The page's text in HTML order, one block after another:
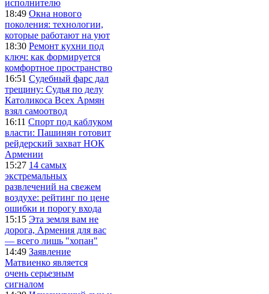
исполнителю
18:49 Окна нового
поколения: технологии,
которые работают на уют
18:30 Ремонт кухни под
ключ: как формируется
комфортное пространство
16:51 Судебный фарс дал
трещину: Судья по делу
Католикоса Всех Армян
взял самоотвод
16:11 Спорт под каблуком
власти: Пашинян готовит
рейдерский захват НОК
Армении
15:27 14 самых
экстремальных
развлечений на свежем
воздухе: рейтинг по цене
ошибки и порогу входа
15:15 Эта земля вам не
дорога, Армения для вас
— всего лишь "хопан"
14:49 Заявление
Матвиенко является
очень серьезным
сигналом